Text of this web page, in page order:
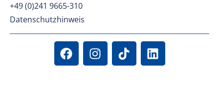
+49 (0)241 9665-310
Datenschutzhinweis